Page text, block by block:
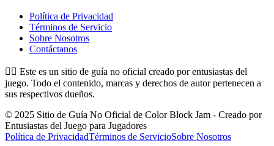
Política de Privacidad
Términos de Servicio
Sobre Nosotros
Contáctanos
👉🏻 Este es un sitio de guía no oficial creado por entusiastas del
juego. Todo el contenido, marcas y derechos de autor pertenecen a
sus respectivos dueños.
© 2025 Sitio de Guía No Oficial de Color Block Jam - Creado por
Entusiastas del Juego para Jugadores
Política de PrivacidadTérminos de ServicioSobre Nosotros